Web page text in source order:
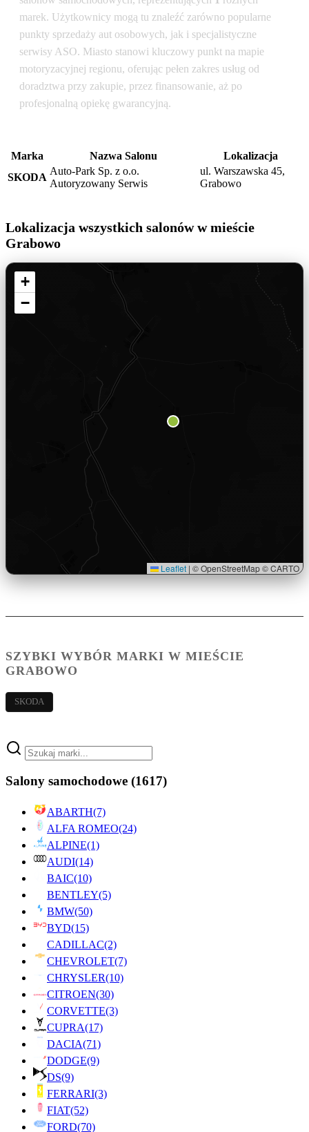
marek. Użytkownicy mogą tu znaleźć zarówno popularne
punkty sprzedaży aut osobowych, jak i specjalistyczne
serwisy ASO. Miasto stanowi kluczowy punkt na mapie
motoryzacyjnej regionu, oferując pełen zakres usług od
doradztwa przy zakupie, przez finansowanie, aż po
profesjonalną opiekę gwarancyjną.
Marka Nazwa Salonu
Lokalizacja
SKODA
Auto-Park Sp. z o.o.
Autoryzowany Serwis
ul. Warszawska 45,
Grabowo
Lokalizacja wszystkich salonów w mieście
Grabowo
+
−
Leaflet | © OpenStreetMap © CARTO
SZYBKI WYBÓR MARKI W MIEŚCIE
GRABOWO
SKODA
Salony samochodowe (1617)
ABARTH(7)
ALFA ROMEO(24)
ALPINE(1)
AUDI(14)
BAIC(10)
BENTLEY(5)
BMW(50)
BYD(15)
CADILLAC(2)
CHEVROLET(7)
CHRYSLER(10)
CITROEN(30)
CORVETTE(3)
CUPRA(17)
DACIA(71)
DODGE(9)
DS(9)
FERRARI(3)
FIAT(52)
FORD(70)